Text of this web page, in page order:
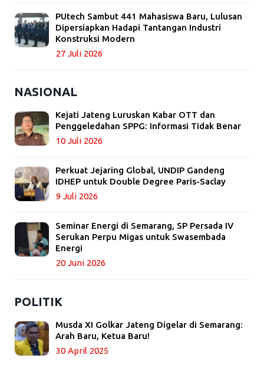
PUtech Sambut 441 Mahasiswa Baru, Lulusan
Dipersiapkan Hadapi Tantangan Industri
Konstruksi Modern
27 Juli 2026
NASIONAL
Kejati Jateng Luruskan Kabar OTT dan
Penggeledahan SPPG: Informasi Tidak Benar
10 Juli 2026
Perkuat Jejaring Global, UNDIP Gandeng
IDHEP untuk Double Degree Paris-Saclay
9 Juli 2026
Seminar Energi di Semarang, SP Persada IV
Serukan Perpu Migas untuk Swasembada
Energi
20 Juni 2026
POLITIK
Musda XI Golkar Jateng Digelar di Semarang:
Arah Baru, Ketua Baru!
30 April 2025